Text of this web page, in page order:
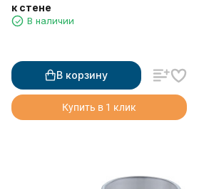
к стене
В наличии
В корзину
Купить в 1 клик